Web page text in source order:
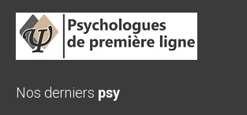
Nos derniers psy